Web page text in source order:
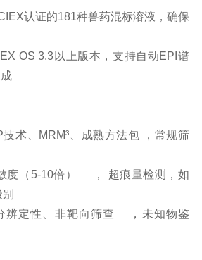
认证的181种兽药混标溶液，确保
OS 3.3以上版本，支持自动EPI谱
术、MRM³、成熟方法包 ，常规筛
质
度（5-10倍） ， 超痕量检测，如
辨定性、非靶向筛查 ，未知物鉴